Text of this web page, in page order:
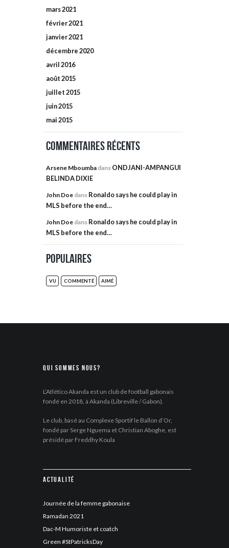
mars2021
février2021
janvier2021
décembre2020
avril2016
août2015
juillet2015
juin2015
mai2015
Commentaires récents
Arsene Mboumba dans ONDJANI-AMPANGUI
BELINDA DIXIE
John Doe dans Ronaldo says he could play in
MLS before the end…
John Doe dans Ronaldo says he could play in
MLS before the end…
Populaires
VU COMMENTÉ AIMÉ
Qui sommes nous?
L’Atlético Akanda est un club de football gabonais
fondé en 2018, à Akanda (Libreville / Gabon).
Le club, basé au Complexe Sportif le Ballon d’Or,
fondé par Serge Nguema et Christian Aboghe, est
présidé par Freddhy Koula
Actualité
Journée de la femme gabonaise
Ramadan 2021
Dac-M Humoriste et coatch
Green #StPatricksDay